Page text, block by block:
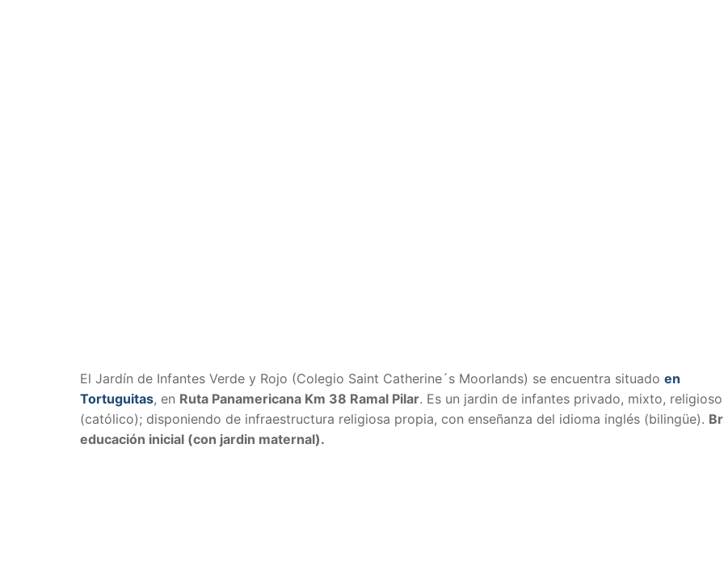
El Jardín de Infantes Verde y Rojo (Colegio Saint Catherine´s Moorlands) se encuentra situado en
Tortuguitas, en Ruta Panamericana Km 38 Ramal Pilar. Es un jardin de infantes privado, mixto, religioso
(católico); disponiendo de infraestructura religiosa propia, con enseñanza del idioma inglés (bilingüe).
educación inicial (con jardin maternal).